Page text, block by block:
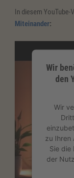
In diesem
Miteinander:
Wir
den
Wir
zu Ihren
Sie die
der